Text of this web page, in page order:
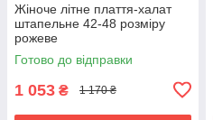
Жіноче літне плаття-халат
штапельне 42-48 розміру
рожеве
Готово до відправки
1 053 ₴ 1 170 ₴